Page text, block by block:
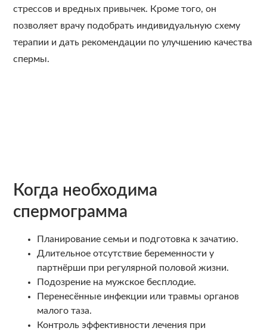
стрессов и вредных привычек. Кроме того, он
позволяет врачу подобрать индивидуальную схему
терапии и дать рекомендации по улучшению качества
спермы.
Когда необходима
спермограмма
Планирование семьи и подготовка к зачатию.
Длительное отсутствие беременности у
партнёрши при регулярной половой жизни.
Подозрение на мужское бесплодие.
Перенесённые инфекции или травмы органов
малого таза.
Контроль эффективности лечения при